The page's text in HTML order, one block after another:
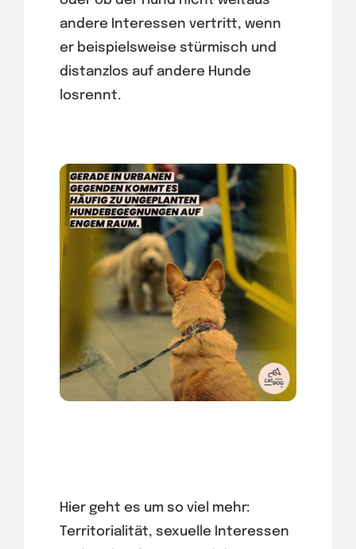
andere Interessen vertritt, wenn
er beispielsweise stürmisch und
distanzlos auf andere Hunde
losrennt.
Hier geht es um so viel mehr:
Territorialität, sexuelle Interessen